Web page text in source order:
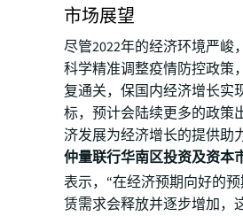
市场展望
尽管2022年的经济环境严峻
科学精准调整疫情防控政策
复通关，保国内经济增长实
标，预计会陆续更多的政策
济发展为经济增长的提供助
仲量联行华南区投资及资本
表示，“在经济预期向好的
赁需求会释放并逐步增加，